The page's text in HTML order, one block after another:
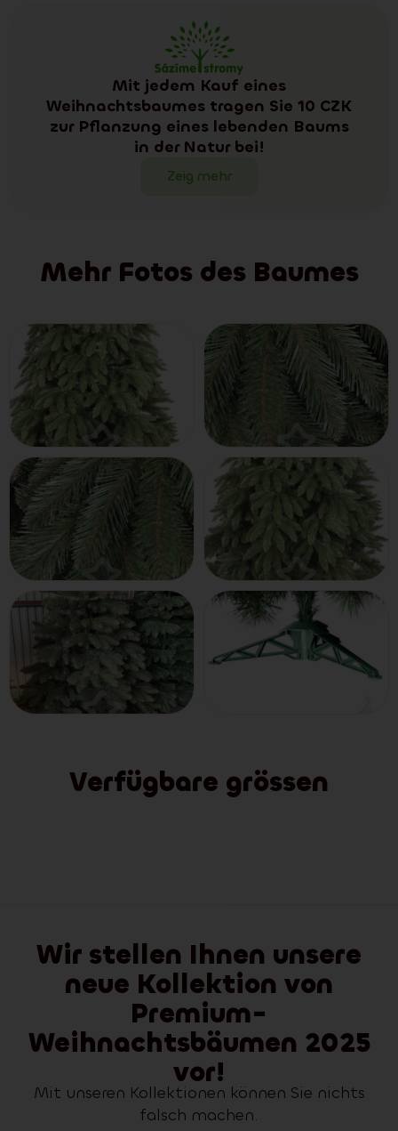
Mit jedem Kauf eines
Weihnachtsbaumes tragen Sie 10 CZK
zur Pflanzung eines lebenden Baums
in der Natur bei!
Zeig mehr
Mehr Fotos des Baumes
Verfügbare grössen
Wir stellen Ihnen unsere
neue Kollektion von
Premium-
Weihnachtsbäumen 2025
vor!
Mit unseren Kollektionen können Sie nichts
falsch machen.